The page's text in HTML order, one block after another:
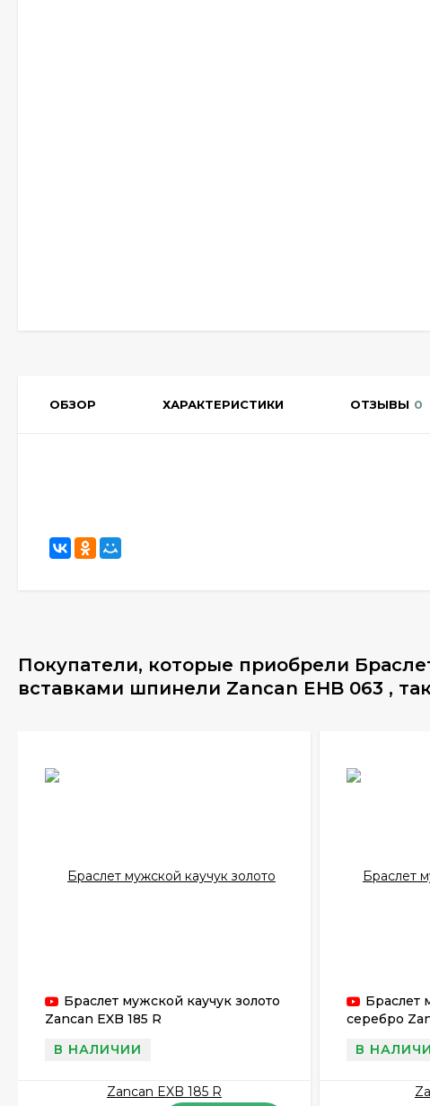
ОБЗОР ХАРАКТЕРИСТИКИ ОТЗЫВЫ 0
Покупатели, которые приобрели
вставками шпинели Zancan EHB 063 ,
Браслет мужской каучук золото
Zancan EXB 185 R
В НАЛИЧИИ
Браслет
серебро
В